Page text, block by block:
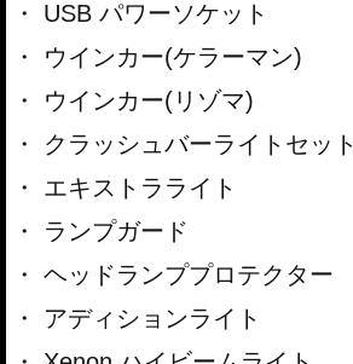
USB パワーソケット
ウインカー(ケラーマン)
ウインカー(リゾマ)
クラッシュバーライトセット
エキストラライト
ランプガード
ヘッドランププロテクター
アディションライト